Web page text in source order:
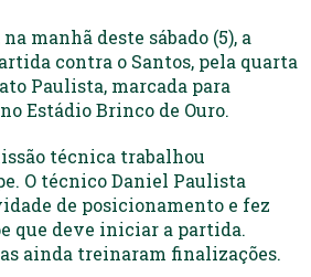
manhã deste sábado (5), a
contra o Santos, pela quarta
Paulista, marcada para
Estádio Brinco de Ouro.
técnica trabalhou
O técnico Daniel Paulista
de posicionamento e fez
que deve iniciar a partida.
ainda treinaram finalizações.